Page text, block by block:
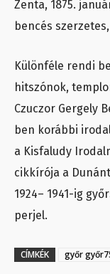
Zenta, 1875.
bencés
Különféle rendi
hitszónok,
Czuczor Gergely
ben korábbi
a Kisfaludy
cikkírója a
1924– 1941-ig
perjel.
CÍMKÉK győr